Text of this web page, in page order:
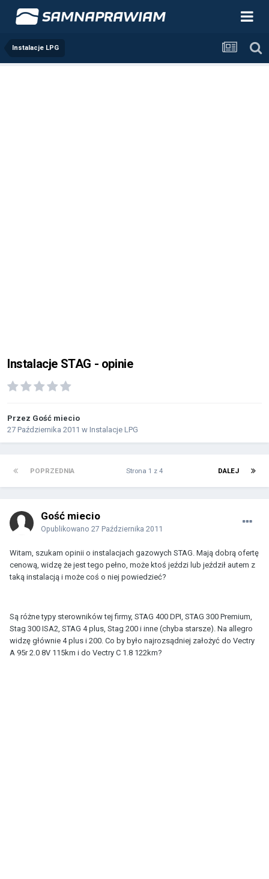
Instalacje LPG
Instalacje STAG - opinie
Przez Gość miecio
27 Października 2011 w Instalacje LPG
POPRZEDNIA DALEJ
Strona 1 z 4
Gość miecio
Opublikowano 27 Października 2011
Witam, szukam opinii o instalacjach gazowych STAG. Mają dobrą ofertę
cenową, widzę że jest tego pełno, może ktoś jeździ lub jeździł autem z
taką instalacją i może coś o niej powiedzieć?
Są różne typy sterowników tej firmy, STAG 400 DPI, STAG 300 Premium,
Stag 300 ISA2, STAG 4 plus, Stag 200 i inne (chyba starsze). Na allegro
widzę głównie 4 plus i 200. Co by było najrozsądniej założyć do Vectry
A 95r 2.0 8V 115km i do Vectry C 1.8 122km?